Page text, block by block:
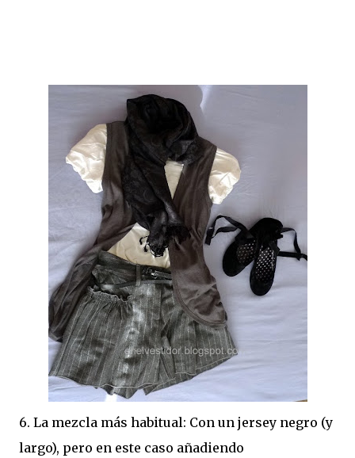
6. La mezcla más habitual: Con un jersey negro (y
largo), pero en este caso añadiendo